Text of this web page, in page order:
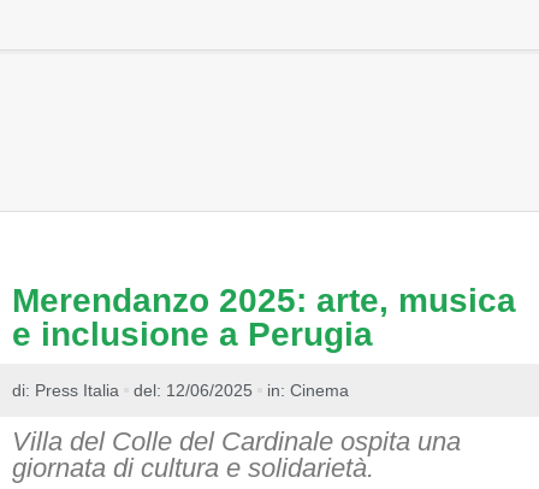
Merendanzo 2025: arte, musica
e inclusione a Perugia
di: Press Italia del: 12/06/2025 in: Cinema
Villa del Colle del Cardinale ospita una
giornata di cultura e solidarietà.